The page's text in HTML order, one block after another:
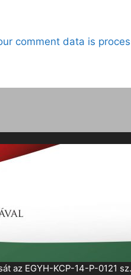
comment data is
az EGYH-KCP-14-P-0121